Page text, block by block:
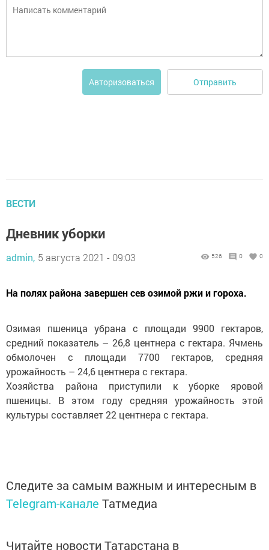
Авторизоваться Отправить
ВЕСТИ
Дневник уборки
admin, 5 августа 2021 - 09:03 526 0 0
На полях района завершен сев озимой ржи и гороха.
Озимая пшеница убрана с площади 9900 гектаров,
средний показатель – 26,8 центнера с гектара. Ячмень
обмолочен с площади 7700 гектаров, средняя
урожайность – 24,6 центнера с гектара.
Хозяйства района приступили к уборке яровой
пшеницы. В этом году средняя урожайность этой
культуры составляет 22 центнера с гектара.
Следите за самым важным и интересным в
Telegram-канале Татмедиа
Читайте новости Татарстана в